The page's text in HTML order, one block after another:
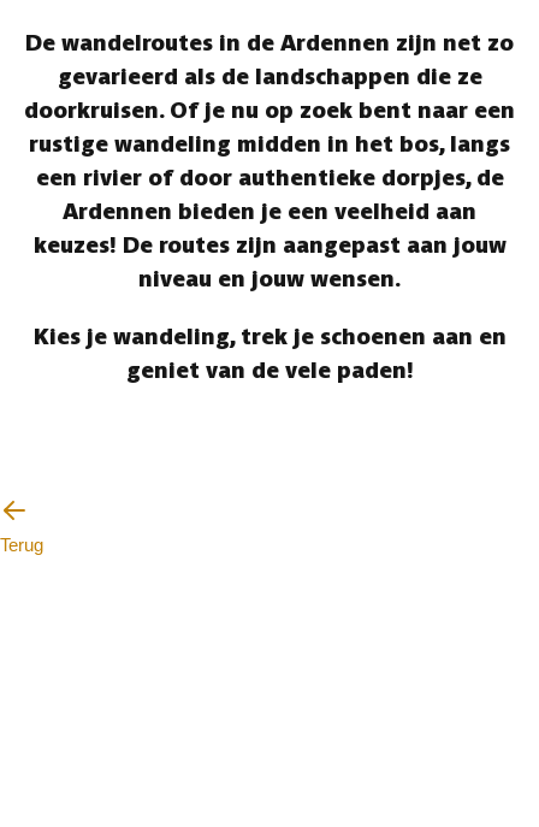
De wandelroutes in de Ardennen zijn net zo
gevarieerd als de landschappen die ze
doorkruisen. Of je nu op zoek bent naar een
rustige wandeling midden in het bos, langs
een rivier of door authentieke dorpjes, de
Ardennen bieden je een veelheid aan
keuzes! De routes zijn aangepast aan jouw
niveau en jouw wensen.
Kies je wandeling, trek je schoenen aan en
geniet van de vele paden!
Terug